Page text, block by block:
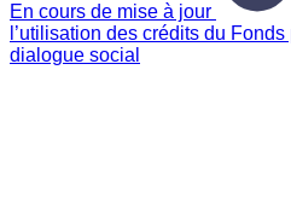
En cours de mise à jour
l’utilisation des crédits du
dialogue social